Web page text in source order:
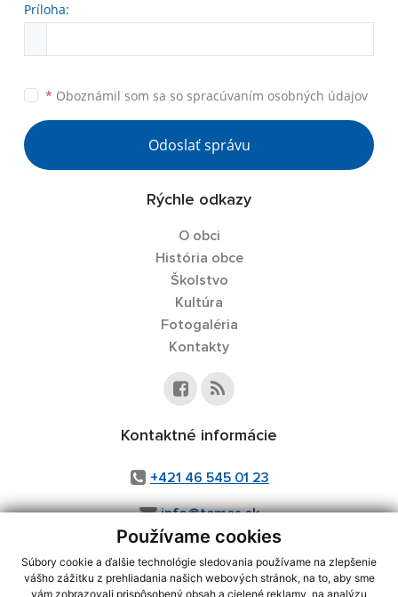
Používame cookies
Súbory cookie a ďalšie technológie sledovania používame na zlepšenie
vášho zážitku z prehliadania našich webových stránok, na to, aby sme
vám zobrazovali prispôsobený obsah a cielené reklamy, na analýzu
Príloha:
* Oboznámil som sa so spracúvaním osobných údajov
Odoslať správu
Rýchle odkazy
O obci
História obce
Školstvo
Kultúra
Fotogaléria
Kontakty
Kontaktné informácie
+421 46 545 01 23
info@temes.sk